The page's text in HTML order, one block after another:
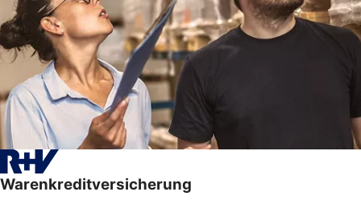
Warenkreditversicherung